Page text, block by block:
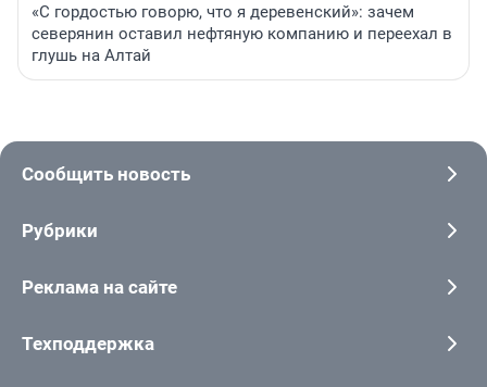
«С гордостью говорю, что я деревенский»: зачем
северянин оставил нефтяную компанию и переехал в
глушь на Алтай
Сообщить новость
Рубрики
Реклама на сайте
Техподдержка